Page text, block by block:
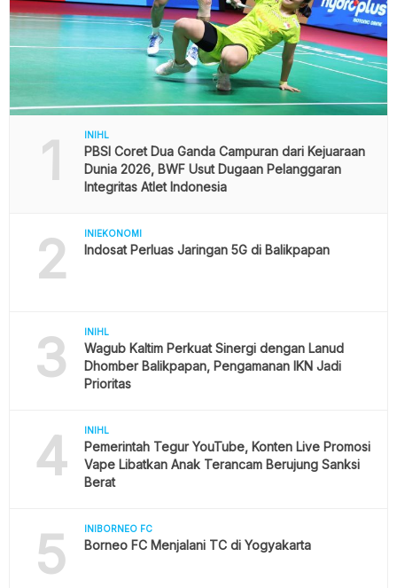
1 INIHL
PBSI Coret Dua Ganda Campuran dari Kejuaraan
Dunia 2026, BWF Usut Dugaan Pelanggaran
Integritas Atlet Indonesia
2 INIEKONOMI
Indosat Perluas Jaringan 5G di Balikpapan
3 INIHL
Wagub Kaltim Perkuat Sinergi dengan Lanud
Dhomber Balikpapan, Pengamanan IKN Jadi
Prioritas
4 INIHL
Pemerintah Tegur YouTube, Konten Live Promosi
Vape Libatkan Anak Terancam Berujung Sanksi
Berat
5 INIBORNEO FC
Borneo FC Menjalani TC di Yogyakarta